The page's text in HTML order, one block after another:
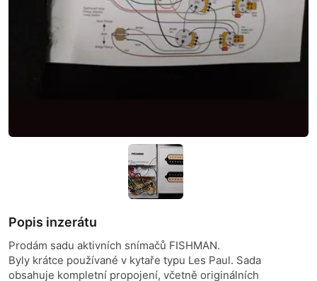
Popis inzerátu
Prodám sadu aktivních snímačů FISHMAN.
Byly krátce používané v kytaře typu Les Paul. Sada
obsahuje kompletní propojení, včetně originálních